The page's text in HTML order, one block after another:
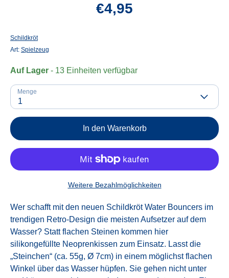
€4,95
Schildkröt
Art: Spielzeug
Auf Lager - 13 Einheiten verfügbar
Menge
1
In den Warenkorb
Weitere Bezahlmöglichkeiten
Wer schafft mit den neuen Schildkröt Water Bouncers im
trendigen Retro-Design die meisten Aufsetzer auf dem
Wasser? Statt flachen Steinen kommen hier
silikongefüllte Neoprenkissen zum Einsatz. Lasst die
„Steinchen“ (ca. 55g, Ø 7cm) in einem möglichst flachen
Winkel über das Wasser hüpfen. Sie gehen nicht unter